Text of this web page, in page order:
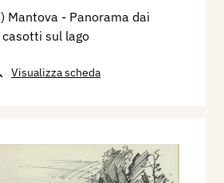
Mantova - Panorama dai
casotti sul lago
Visualizza scheda